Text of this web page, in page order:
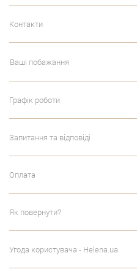
Контакти
Ваші побажання
Графік роботи
Запитання та відповіді
Оплата
Як повернути?
Угода користувача - Helena.ua